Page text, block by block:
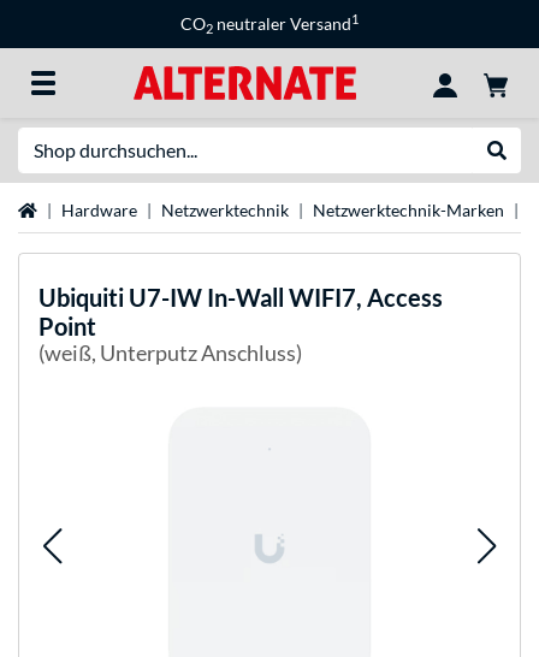
CO2 neutraler Versand1
StartseiteHardware Netzwerktechnik Netzwerktechnik-Marken
Ubiquiti U7-IW In-Wall WIFI7, Access
Point
(weiß, Unterputz Anschluss)